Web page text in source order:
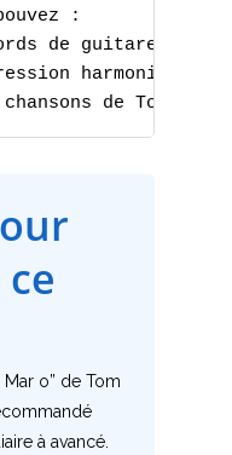
:
de guitare
harmonique
de Tom Jobim
o” de Tom
à avancé.
K
L
N
O
Q
R